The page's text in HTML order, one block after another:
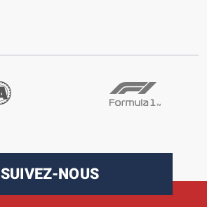
SUIVEZ-NOUS